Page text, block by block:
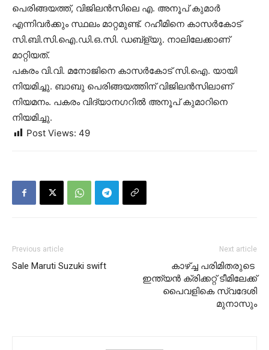
പെരിങ്ങയത്ത്, വിജിലന്‍സിലെ എ. അനൂപ് കുമാര്‍
എന്നിവര്‍ക്കും സ്ഥലം മാറ്റമുണ്ട്. റഹീമിനെ കാസര്‍കോട്
സി.ബി.സി.ഐ.ഡി.ഒ.സി. ഡബ്‌ള്യു. നാലിലേക്കാണ്
മാറ്റിയത്.
പകരം വി.വി. മനോജിനെ കാസര്‍കോട് സി.ഐ. യായി
നിയമിച്ചു. ബാബു പെരിങ്ങയത്തിന് വിജിലന്‍സിലാണ്
നിയമനം. പകരം വിദ്യാനഗറില്‍ അനൂപ് കുമാറിനെ
നിയമിച്ചു.
Post Views: 49
Previous article
Sale Maruti Suzuki swift
Next article
കാഴ്ച്ച പരിമിതരുടെ ​​
ഇന്ത്യന്‍ ക്രിക്കറ്റ് ടീമിലേക്ക്
പൈവളികെ സ്വദേശി
മുനാസും